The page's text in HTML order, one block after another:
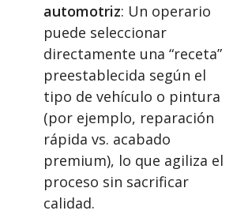
automotriz: Un operario
puede seleccionar
directamente una “receta”
preestablecida según el
tipo de vehículo o pintura
(por ejemplo, reparación
rápida vs. acabado
premium), lo que agiliza el
proceso sin sacrificar
calidad.